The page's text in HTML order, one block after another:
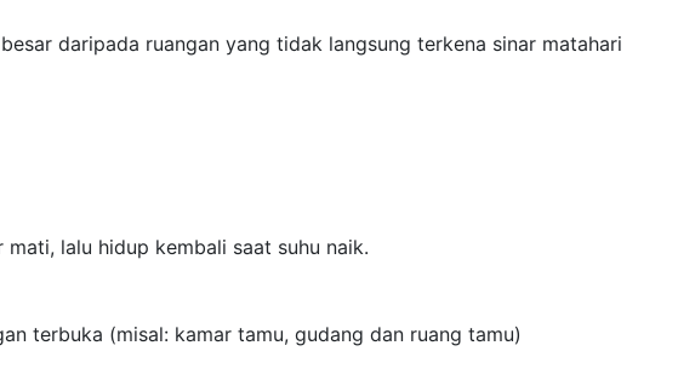
daripada ruangan yang tidak langsung terkena sinar matahari
lalu hidup kembali saat suhu naik.
terbuka (misal: kamar tamu, gudang dan ruang tamu)